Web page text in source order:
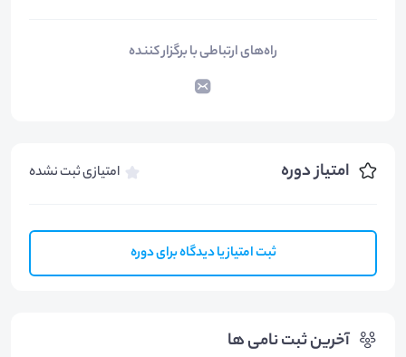
راه‌های ارتباطی با برگزار کننده
امتیاز دوره امتیازی ثبت نشده
ثبت امتیاز یا دیدگاه برای دوره
آخرین ثبت نامی ها